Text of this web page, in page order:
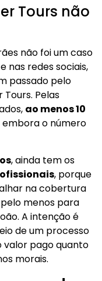
Tours não
não foi um caso
nas redes sociais,
passado pelo
Pelas
ao menos 10
embora o número
, ainda tem os
, porque
na cobertura
menos para
A intenção é
de um processo
valor pago quanto
morais.